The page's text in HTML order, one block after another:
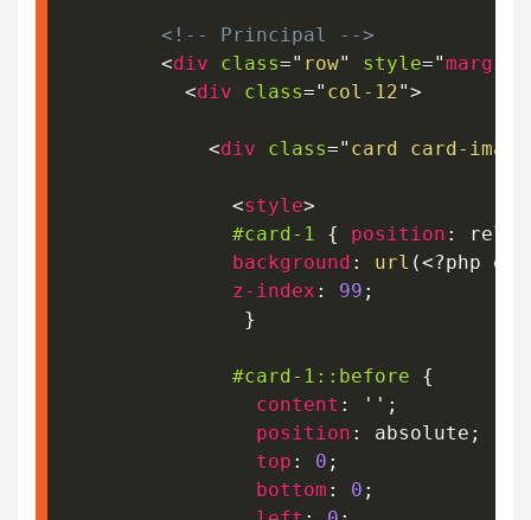
<!-- Principal -->
<div class=" row" style="
<div class=" col-12">
<div class=" card card-image
<style>
#card-1
{ position :
background : url (<?php
z-index : 99 ;
}
#card-1 ::before
{
content : '' ;
position : absolute ;
top : 0 ;
bottom : 0 ;